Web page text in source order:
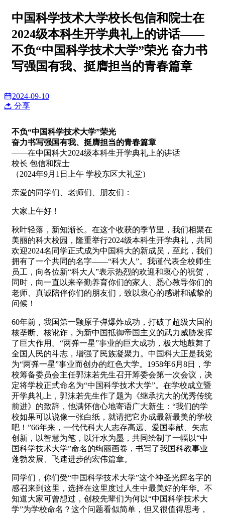
中国科学技术大学校长包信和院士在
2024级本科生开学典礼上的讲话——
不负“中国科学技术大学”荣光 奋力书
写强国有我、挺膺担当的青春篇章
2024-09-10
分享
不负“中国科学技术大学”荣光
奋力书写强国有我、挺膺担当的青春篇章
——在中国科大2024级本科生开学典礼上的讲话
校长 包信和院士
（2024年9月1日上午 学校东区大礼堂）
亲爱的同学们、老师们、朋友们：
大家上午好！
秋叶轻落，新知渐长。在这个收获的季节里，我们相聚在
美丽的科大校园，隆重举行2024级本科生开学典礼，共同
欢迎2024名同学正式成为中国科大的新成员，至此，我们
拥有了一个共同的名字——“科大人”。我谨代表全校师生
员工，向各位新“科大人”表示热烈的欢迎和衷心的祝贺，
同时，向一直以来辛勤养育你们的家人、悉心教导你们的
老师、真诚陪伴你们的朋友们，致以衷心的感谢和诚挚的
问候！
60年前，我国第一颗原子弹爆炸成功，打破了超级大国的
核垄断、核讹诈，为新中国抵御帝国主义的武力威胁发挥
了巨大作用。“两弹一星”事业的巨大成功，极大地鼓舞了
全国人民的斗志，增强了民族凝聚力。中国科大正是我党
为“两弹一星”事业而创办的红色大学。1958年6月8日，学
校筹备委员会主任郭沫若先生召开筹委会第一次会议，决
定将学校正式命名为“中国科学技术大学”。在学校成立暨
开学典礼上，郭沫若先生作了题为《继承抗大的优秀传统
前进》的致辞，他满怀信心地寄语广大新生：“我们的学
校如果可以说像一张白纸，就请把它办成最新最美的学校
吧！”66年来，一代代科大人志存高远、爱国奉献、矢志
创新，以智慧为笔，以汗水为墨，共同绘制了一幅以“中
国科学技术大学”命名的绚丽画卷，书写了我国科教事业
蓬勃发展、飞速进步的宏伟篇章。
同学们，你们受“中国科学技术大学”这个神圣光辉名字的
感召来到这里，选择在这里度过人生中最美好的年华。不
知道大家可曾想过，创校先辈们为何以“中国科学技术大
学”为学校命名？这个问题看似简单，但又很值得思考，